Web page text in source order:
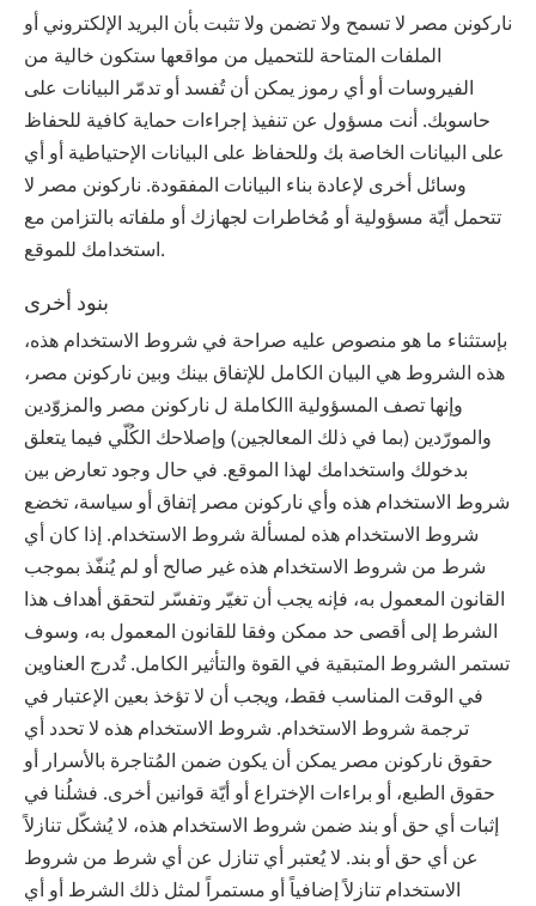
‫ناركونن‬ ‫مصر‬ لا تسمح ولا تضمن ولا تثبت بأن البريد الإلكتروني أو
الملفات المتاحة للتحميل من مواقعها ستكون خالية من
الفيروسات أو أي رموز يمكن أن تُفسد أو تدمّر البيانات على
حاسوبك. أنت مسؤول عن تنفيذ إجراءات حماية كافية للحفاظ
على البيانات الخاصة بك وللحفاظ على البيانات الإحتياطية أو أي
وسائل أخرى لإعادة بناء البيانات المفقودة. ‫ناركونن‬ ‫مصر‬ لا
تتحمل أيّة مسؤولية أو مُخاطرات لجهازك أو ملفاته بالتزامن مع
استخدامك للموقع.
بنود أخرى
بإستثناء ما هو منصوص عليه صراحة في شروط الاستخدام هذه،
هذه الشروط هي البيان الكامل للإتفاق بينك وبين ‫ناركونن‬ ‫مصر‬،
وإنها تصف المسؤولية االكاملة ل ‫ناركونن‬ ‫مصر‬ والمزوّدين
والمورّدين (بما في ذلك المعالجين) وإصلاحك الكُلّي فيما يتعلق
بدخولك واستخدامك لهذا الموقع. في حال وجود تعارض بين
شروط الاستخدام هذه وأي ‫ناركونن‬ ‫مصر‬ إتفاق أو سياسة، تخضع
شروط الاستخدام هذه لمسألة شروط الاستخدام. إذا كان أي
شرط من شروط الاستخدام هذه غير صالح أو لم يُنفّذ بموجب
القانون المعمول به، فإنه يجب أن تغيّر وتفسّر لتحقق أهداف هذا
الشرط إلى أقصى حد ممكن وفقا للقانون المعمول به، وسوف
تستمر الشروط المتبقية في القوة والتأثير الكامل. تُدرج العناوين
في الوقت المناسب فقط، ويجب أن لا تؤخذ بعين الإعتبار في
ترجمة شروط الاستخدام. شروط الاستخدام هذه لا تحدد أي
حقوق ‫ناركونن‬ ‫مصر‬ يمكن أن يكون ضمن المُتاجرة بالأسرار أو
حقوق الطبع، أو براءات الإختراع أو أيّة قوانين أخرى. فشلُنا في
إثبات أي حق أو بند ضمن شروط الاستخدام هذه، لا يُشكّل تنازلاً
عن أي حق أو بند. لا يُعتبر أي تنازل عن أي شرط من شروط
الاستخدام تنازلاً إضافياً أو مستمراً لمثل ذلك الشرط أو أي